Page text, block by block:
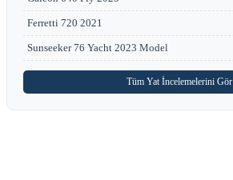
Ferretti 720 2021
Sunseeker 76 Yacht 2023 Model
Tüm Yat İncelemelerini Gör